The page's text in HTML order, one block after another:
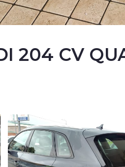
204 CV